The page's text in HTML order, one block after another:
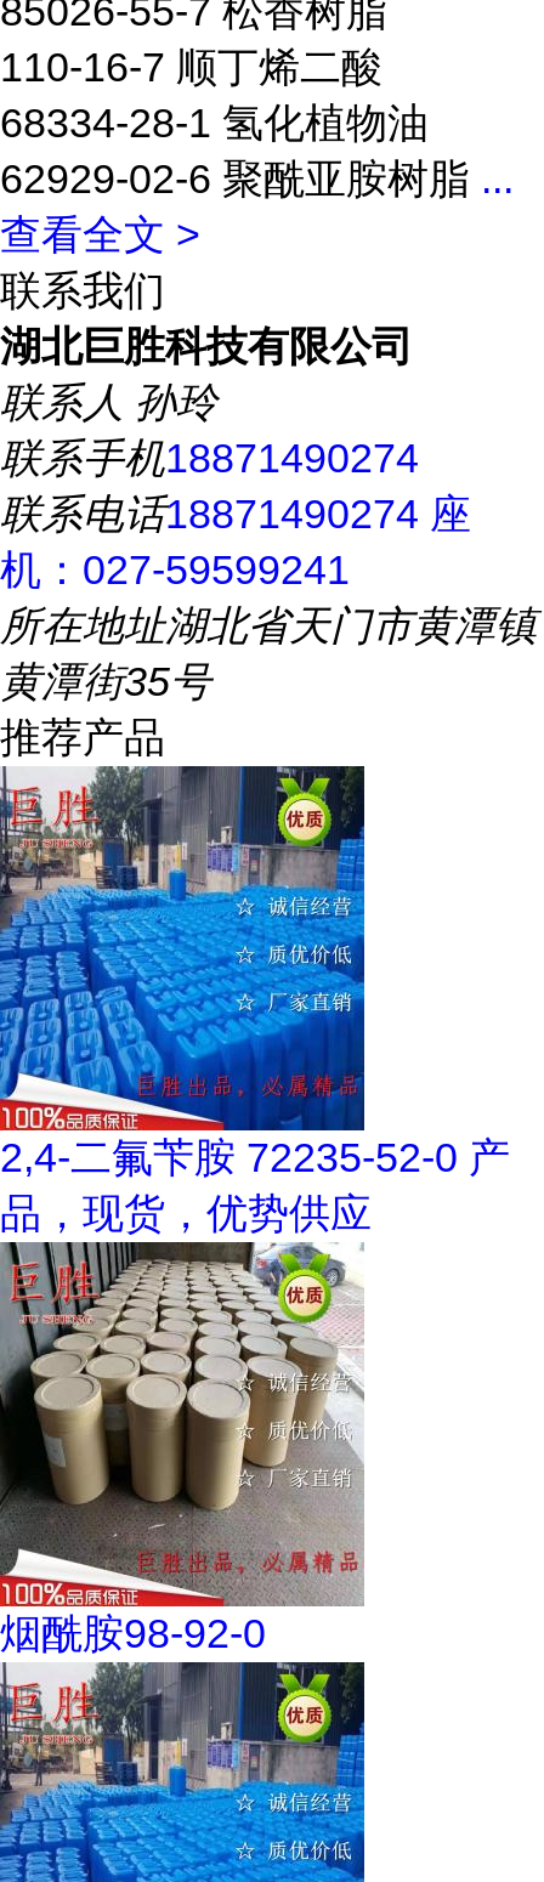
85026-55-7 松香树脂
110-16-7 顺丁烯二酸
68334-28-1 氢化植物油
62929-02-6 聚酰亚胺树脂 ...
查看全文 >
联系我们
湖北巨胜科技有限公司
联系人 孙玲
联系手机18871490274
联系电话18871490274 座
机：027-59599241
所在地址湖北省天门市黄潭镇
黄潭街35号
推荐产品
2,4-二氟苄胺 72235-52-0 产
品，现货，优势供应
烟酰胺98-92-0